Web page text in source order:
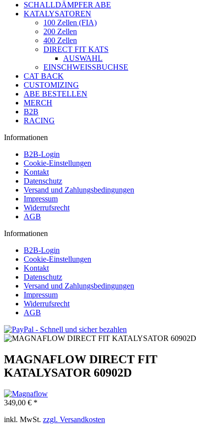
SCHALLDÄMPFER ABE
KATALYSATOREN
100 Zellen (FIA)
200 Zellen
400 Zellen
DIRECT FIT KATS
AUSWAHL
EINSCHWEISSBUCHSE
CAT BACK
CUSTOMIZING
ABE BESTELLEN
MERCH
B2B
RACING
Informationen
B2B-Login
Cookie-Einstellungen
Kontakt
Datenschutz
Versand und Zahlungsbedingungen
Impressum
Widerrufsrecht
AGB
Informationen
B2B-Login
Cookie-Einstellungen
Kontakt
Datenschutz
Versand und Zahlungsbedingungen
Impressum
Widerrufsrecht
AGB
MAGNAFLOW DIRECT FIT
KATALYSATOR 60902D
349,00 € *
inkl. MwSt. zzgl. Versandkosten